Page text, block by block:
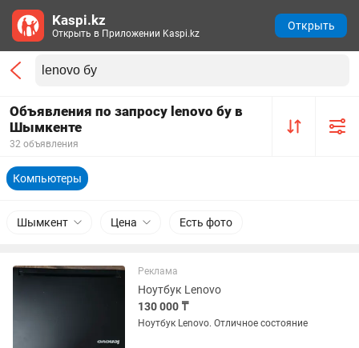
Объявления по запросу lenovo бу в
Шымкенте
32 объявления
Компьютеры
Шымкент Цена Есть фото
Реклама
Ноутбук Lenovo
130 000 ₸
Ноутбук Lenovo. Отличное состояние
Kaspi.kz
Открыть в Приложении Kaspi.kz
Открыть